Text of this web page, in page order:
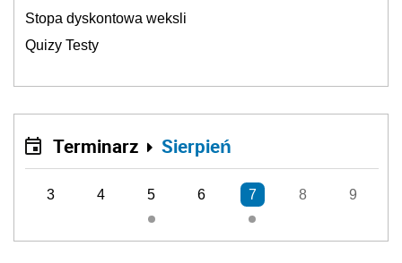
Stopa dyskontowa weksli
Quizy Testy
Terminarz Sierpień
3 4 5 6 7 8 9